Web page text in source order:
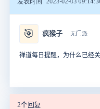
🎯 疯猴子 无门派
禅道每日提醒，为什么已经
2个回复